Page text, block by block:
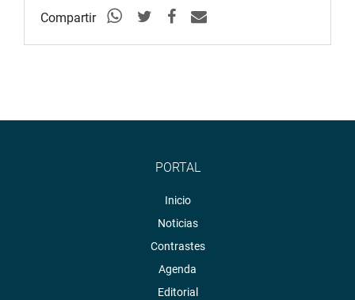
Compartir
PORTAL
Inicio
Noticias
Contrastes
Agenda
Editorial